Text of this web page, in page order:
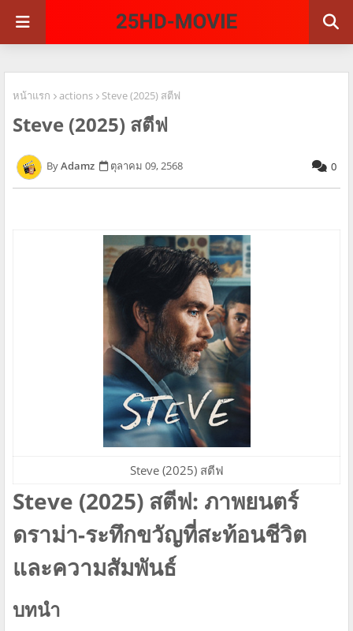
หน้าแรก actions Steve (2025) สตีฟ
Steve (2025) สตีฟ
Adamz ตุลาคม 09, 2568 0
Steve (2025) สตีฟ
Steve (2025) สตีฟ: ภาพยนตร์
ดราม่า-ระทึกขวัญที่สะท้อนชีวิต
และความสัมพันธ์
บทนำ